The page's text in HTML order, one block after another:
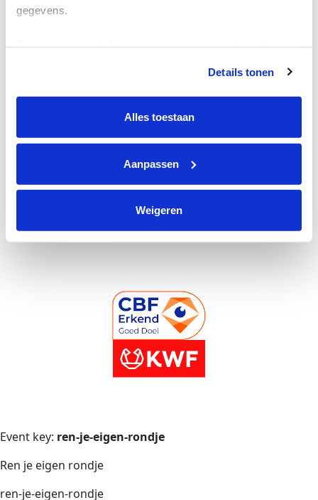
gegevens.
tonen. Je kunt je toestemming op elk moment wijzigen of
intrekken via Cookie instellingen onderaan de pagina. De
lijst met cookies is te vinden in het tabblad “details”.
Details tonen
Alles toestaan
Aanpassen
Weigeren
Cookie instellingen
Blijf op de hoogte
Schrijf je in voor de nieuwsbrief
Event key: ren-je-eigen-rondje
Ren je eigen rondje
ren-je-eigen-rondje